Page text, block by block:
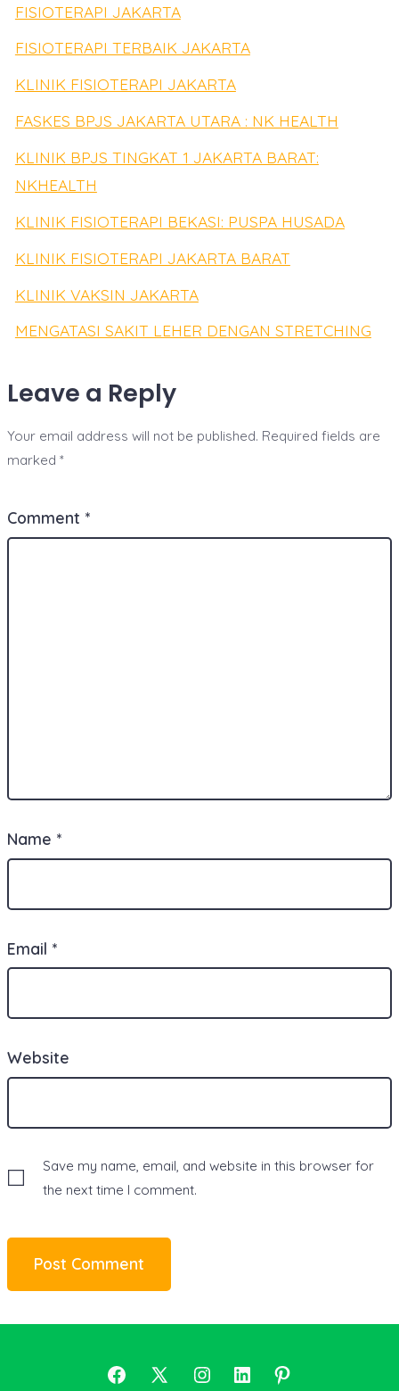
FISIOTERAPI JAKARTA
FISIOTERAPI TERBAIK JAKARTA
KLINIK FISIOTERAPI JAKARTA
FASKES BPJS JAKARTA UTARA : NK HEALTH
KLINIK BPJS TINGKAT 1 JAKARTA BARAT:
NKHEALTH
KLINIK FISIOTERAPI BEKASI: PUSPA HUSADA
KLINIK FISIOTERAPI JAKARTA BARAT
KLINIK VAKSIN JAKARTA
MENGATASI SAKIT LEHER DENGAN STRETCHING
Leave a Reply
Your email address will not be published. Required fields are
marked*
Comment *
Name *
Email *
Website
Save my name, email, and website in this browser for
the next time I comment.
Open OpenOpenOpen